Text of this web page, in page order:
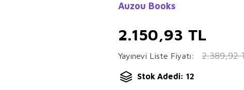
Auzou Books
2.150,93 TL
Yayınevi Liste Fiyatı: 2.389,92
Stok Adedi: 12